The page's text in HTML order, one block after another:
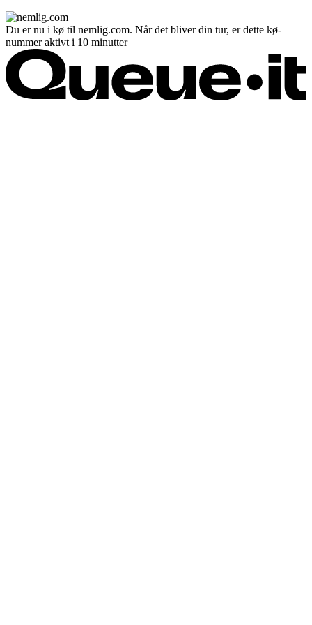
Du er nu i kø til nemlig.com. Når det bliver din tur, er dette kø-
nummer aktivt i 10 minutter